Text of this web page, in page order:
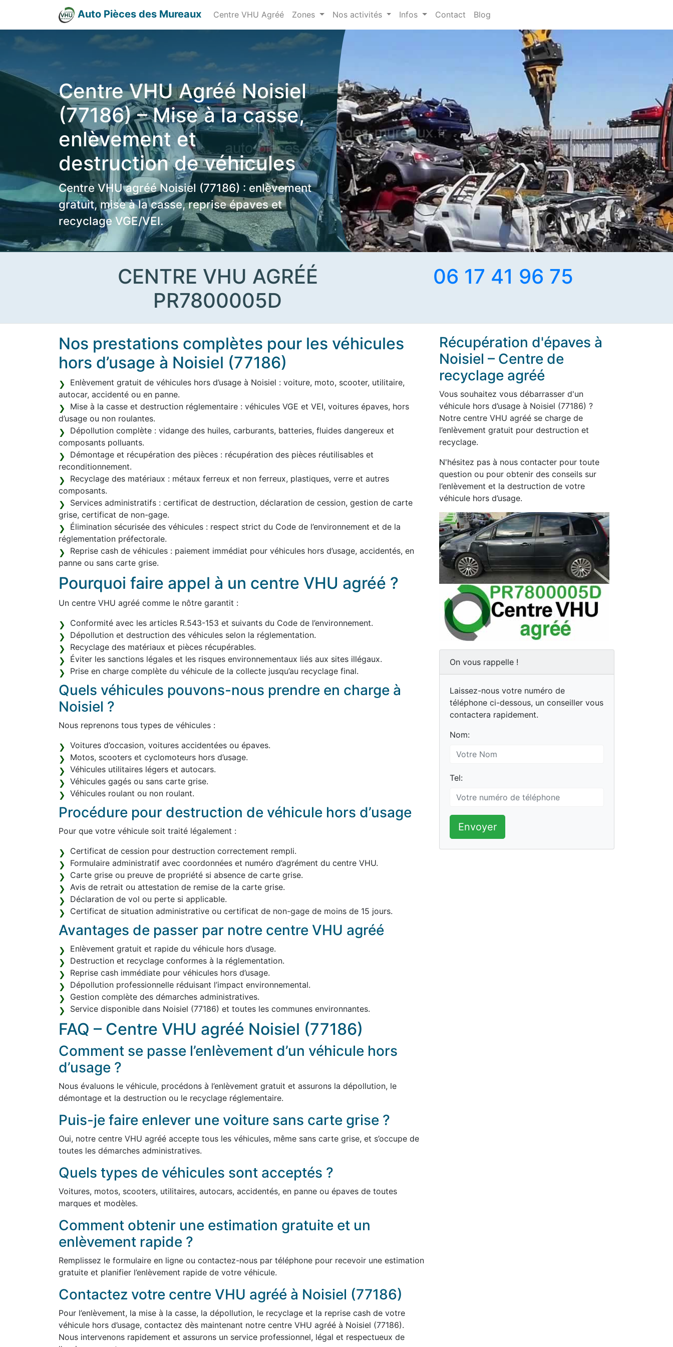
Auto Pièces des Mureaux Centre VHU Agréé Zones Nos activités Infos Contact Blog
Centre VHU Agréé Noisiel
(77186) – Mise à la casse,
enlèvement et
destruction de véhicules
Centre VHU agréé Noisiel (77186) : enlèvement
gratuit, mise à la casse, reprise épaves et
recyclage VGE/VEI.
CENTRE VHU AGRÉÉ
PR7800005D
06 17 41 96 75
Nos prestations complètes pour les véhicules
hors d’usage à Noisiel (77186)
Enlèvement gratuit de véhicules hors d’usage à Noisiel : voiture, moto, scooter, utilitaire,
autocar, accidenté ou en panne.
Mise à la casse et destruction réglementaire : véhicules VGE et VEI, voitures épaves, hors
d’usage ou non roulantes.
Dépollution complète : vidange des huiles, carburants, batteries, fluides dangereux et
composants polluants.
Démontage et récupération des pièces : récupération des pièces réutilisables et
reconditionnement.
Recyclage des matériaux : métaux ferreux et non ferreux, plastiques, verre et autres
composants.
Services administratifs : certificat de destruction, déclaration de cession, gestion de carte
grise, certificat de non-gage.
Élimination sécurisée des véhicules : respect strict du Code de l’environnement et de la
réglementation préfectorale.
Reprise cash de véhicules : paiement immédiat pour véhicules hors d’usage, accidentés, en
panne ou sans carte grise.
Pourquoi faire appel à un centre VHU agréé ?
Un centre VHU agréé comme le nôtre garantit :
Conformité avec les articles R.543-153 et suivants du Code de l’environnement.
Dépollution et destruction des véhicules selon la réglementation.
Recyclage des matériaux et pièces récupérables.
Éviter les sanctions légales et les risques environnementaux liés aux sites illégaux.
Prise en charge complète du véhicule de la collecte jusqu’au recyclage final.
Quels véhicules pouvons-nous prendre en charge à
Noisiel ?
Nous reprenons tous types de véhicules :
Voitures d’occasion, voitures accidentées ou épaves.
Motos, scooters et cyclomoteurs hors d’usage.
Véhicules utilitaires légers et autocars.
Véhicules gagés ou sans carte grise.
Véhicules roulant ou non roulant.
Procédure pour destruction de véhicule hors d’usage
Pour que votre véhicule soit traité légalement :
Certificat de cession pour destruction correctement rempli.
Formulaire administratif avec coordonnées et numéro d’agrément du centre VHU.
Carte grise ou preuve de propriété si absence de carte grise.
Avis de retrait ou attestation de remise de la carte grise.
Déclaration de vol ou perte si applicable.
Certificat de situation administrative ou certificat de non-gage de moins de 15 jours.
Avantages de passer par notre centre VHU agréé
Enlèvement gratuit et rapide du véhicule hors d’usage.
Destruction et recyclage conformes à la réglementation.
Reprise cash immédiate pour véhicules hors d’usage.
Dépollution professionnelle réduisant l’impact environnemental.
Gestion complète des démarches administratives.
Service disponible dans Noisiel (77186) et toutes les communes environnantes.
FAQ – Centre VHU agréé Noisiel (77186)
Comment se passe l’enlèvement d’un véhicule hors
d’usage ?
Nous évaluons le véhicule, procédons à l’enlèvement gratuit et assurons la dépollution, le
démontage et la destruction ou le recyclage réglementaire.
Puis-je faire enlever une voiture sans carte grise ?
Oui, notre centre VHU agréé accepte tous les véhicules, même sans carte grise, et s’occupe de
toutes les démarches administratives.
Quels types de véhicules sont acceptés ?
Voitures, motos, scooters, utilitaires, autocars, accidentés, en panne ou épaves de toutes
marques et modèles.
Comment obtenir une estimation gratuite et un
enlèvement rapide ?
Remplissez le formulaire en ligne ou contactez-nous par téléphone pour recevoir une estimation
gratuite et planifier l’enlèvement rapide de votre véhicule.
Contactez votre centre VHU agréé à Noisiel (77186)
Pour l’enlèvement, la mise à la casse, la dépollution, le recyclage et la reprise cash de votre
véhicule hors d’usage, contactez dès maintenant notre centre VHU agréé à Noisiel (77186).
Nous intervenons rapidement et assurons un service professionnel, légal et respectueux de
Récupération d'épaves à
Noisiel – Centre de
recyclage agréé
Vous souhaitez vous débarrasser d'un
véhicule hors d’usage à Noisiel (77186) ?
Notre centre VHU agréé se charge de
l’enlèvement gratuit pour destruction et
recyclage.
N'hésitez pas à nous contacter pour toute
question ou pour obtenir des conseils sur
l’enlèvement et la destruction de votre
véhicule hors d’usage.
On vous rappelle !
Laissez-nous votre numéro de
téléphone ci-dessous, un conseiller vous
contactera rapidement.
Nom:
Tel:
Envoyer